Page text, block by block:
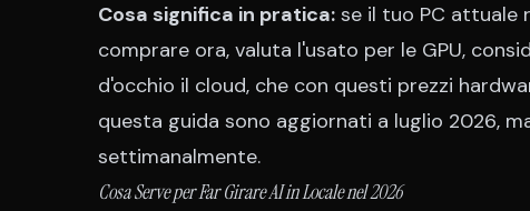
Cosa significa in pratica: se il tuo PC attuale
comprare ora, valuta l'usato per le GPU,
d'occhio il cloud, che con questi prezzi
questa guida sono aggiornati a luglio 2026,
settimanalmente.
Cosa Serve per Far Girare AI in Locale nel 2026